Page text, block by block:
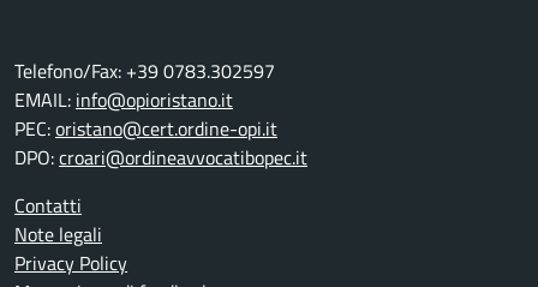
Telefono/Fax: +39 0783.302597
EMAIL: info@opioristano.it
PEC:oristano@cert.ordine-opi.it
DPO:croari@ordineavvocatibopec.it
Contatti
Note legali
Privacy Policy